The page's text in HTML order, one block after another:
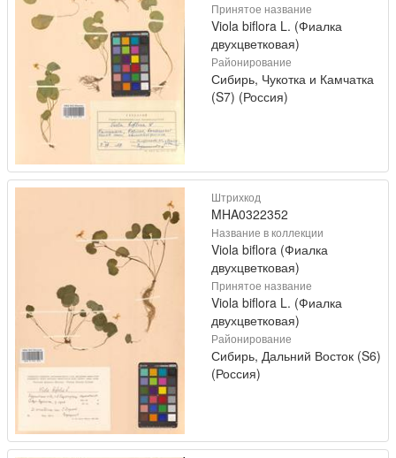
Принятое название
Viola biflora L. (Фиалка
двухцветковая)
Районирование
Сибирь, Чукотка и Камчатка
(S7) (Россия)
Штрихкод
MHA0322352
Название в коллекции
Viola biflora (Фиалка
двухцветковая)
Принятое название
Viola biflora L. (Фиалка
двухцветковая)
Районирование
Сибирь, Дальний Восток (S6)
(Россия)